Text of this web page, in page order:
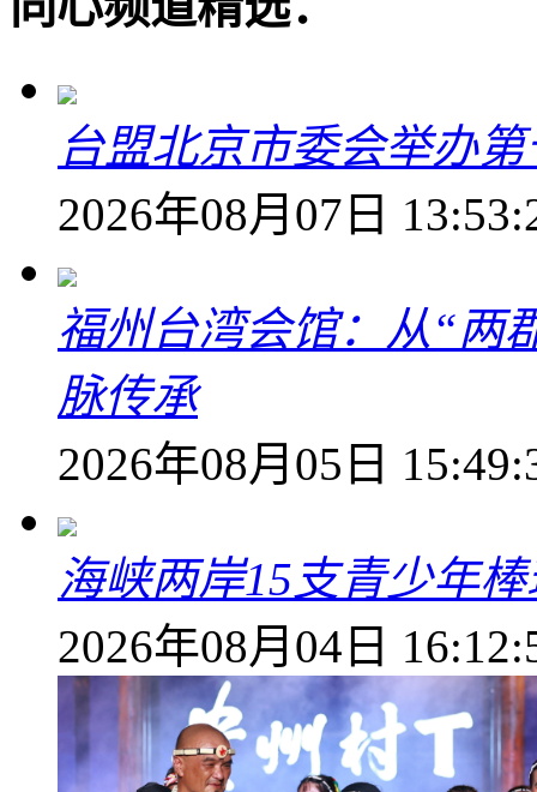
台盟北京市委会举办
2026年08月07日
福州台湾会馆：从“两
脉传承
2026年08月05日
海峡两岸15支青少年
2026年08月04日